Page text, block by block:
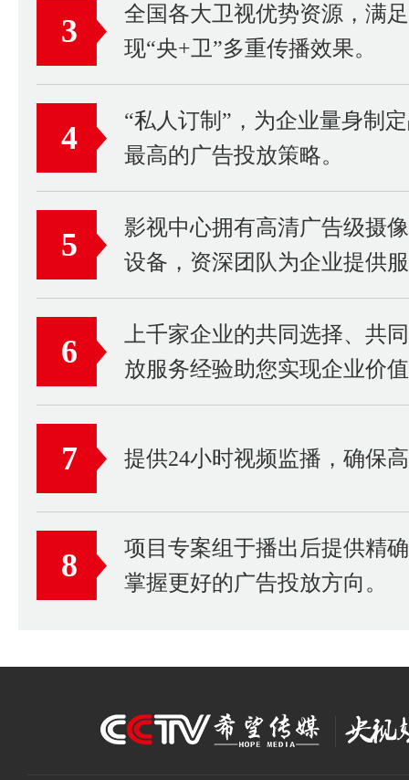
3
全国各大卫视优势资源，满
现“央+卫”多重传播效果。
4
“私人订制”，为企业量身制
最高的广告投放策略。
5
影视中心拥有高清广告级摄
设备，资深团队为企业提供
6
上千家企业的共同选择、共
放服务经验助您实现企业价
7 提供24小时视频监播，确保
8
项目专案组于播出后提供精
掌握更好的广告投放方向。